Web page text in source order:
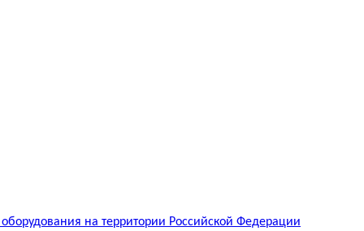
на территории Российской Федерации